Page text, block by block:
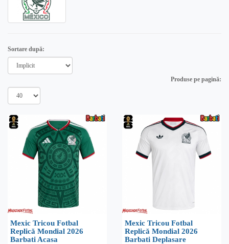
Sortare după:
Produse pe pagină:
Mexic Tricou Fotbal
Replică Mondial 2026
Barbati Acasa
Mexic Tricou Fotbal
Replică Mondial 2026
Barbati Deplasare